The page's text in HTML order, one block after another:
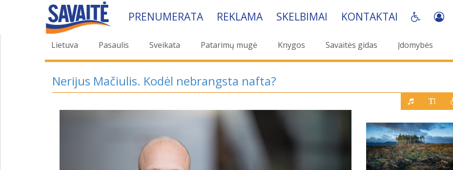
PRENUMERATA REKLAMA SKELBIMAI KONTAKTAI
Lietuva Pasaulis Sveikata Patarimų mugė Knygos Savaitės gidas Įdomybės
Nerijus Mačiulis. Kodėl nebrangsta nafta?